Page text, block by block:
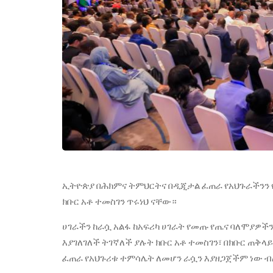
ኢትዮጵያ በሕክምና ትምህርትና በዲጂታል ፈጠራ የአህጉራችንን
ክቡር አቶ ተመስገን ጥሩነህ ናቸው።
ሀገራችን ከራሷ አልፋ ከአፍሪካ ሀገራት የመጡ የጤና
እያገለገለች ትገኛለች ያሉት ክቡር አቶ ተመስገን፣ በክቡር
ፈጠራ የአህጉሪቱ ተምሳሌት ለመሆን ራሷን እያዘጋጀችም ነው